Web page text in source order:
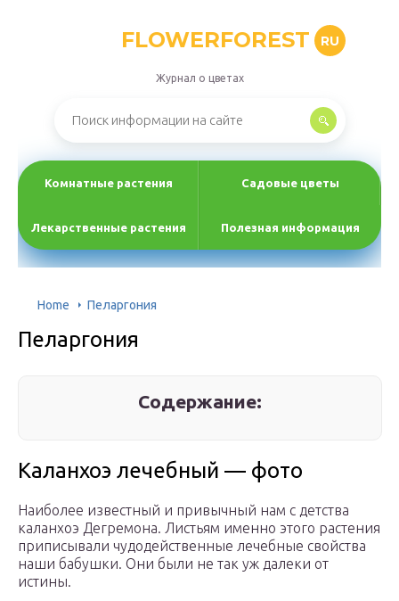
FLOWERFOREST RU
Журнал о цветах
Комнатные растения Садовые цветы
Лекарственные растения Полезная информация
Home Пеларгония
Пеларгония
Содержание:
Каланхоэ лечебный — фото
Наиболее известный и привычный нам с детства
каланхоэ Дегремона. Листьям именно этого растения
приписывали чудодейственные лечебные свойства
наши бабушки. Они были не так уж далеки от
истины.